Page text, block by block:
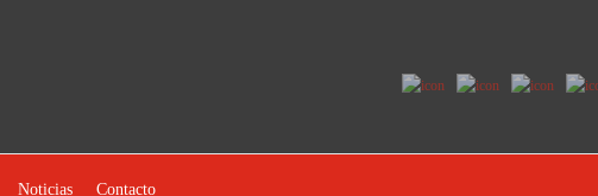
Noticias Contacto